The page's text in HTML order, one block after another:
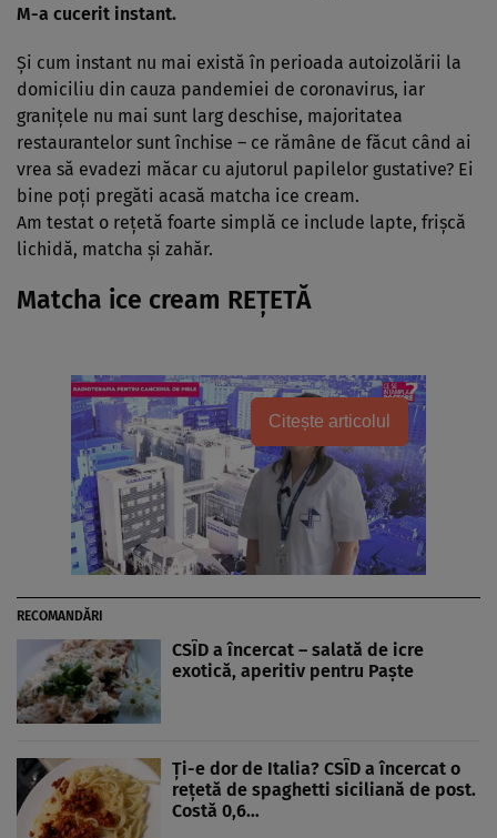
M-a cucerit instant.
Şi cum instant nu mai există în perioada autoizolării la
domiciliu din cauza pandemiei de coronavirus, iar
graniţele nu mai sunt larg deschise, majoritatea
restaurantelor sunt închise – ce rămâne de făcut când ai
vrea să evadezi măcar cu ajutorul papilelor gustative? Ei
bine poţi pregăti acasă matcha ice cream.
Am testat o reţetă foarte simplă ce include lapte, frişcă
lichidă, matcha şi zahăr.
Matcha ice cream REŢETĂ
Citește articolul
RECOMANDĂRI
CSÎD a încercat – salată de icre
exotică, aperitiv pentru Paşte
Ţi-e dor de Italia? CSÎD a încercat o
reţetă de spaghetti siciliană de post.
Costă 0,6…